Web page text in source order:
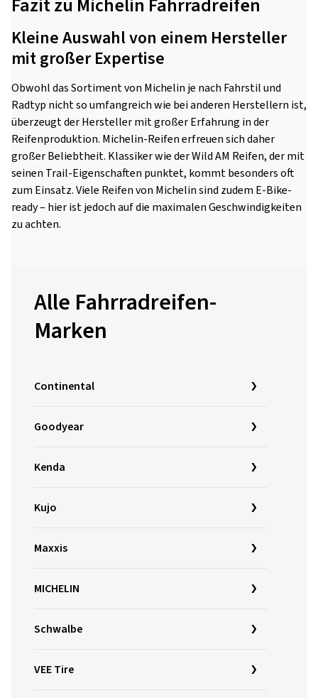
Fazit zu Michelin Fahrradreifen
Kleine Auswahl von einem Hersteller
mit großer Expertise
Obwohl das Sortiment von Michelin je nach Fahrstil und
Radtyp nicht so umfangreich wie bei anderen Herstellern ist,
überzeugt der Hersteller mit großer Erfahrung in der
Reifenproduktion. Michelin-Reifen erfreuen sich daher
großer Beliebtheit. Klassiker wie der Wild AM Reifen, der mit
seinen Trail-Eigenschaften punktet, kommt besonders oft
zum Einsatz. Viele Reifen von Michelin sind zudem E-Bike-
ready – hier ist jedoch auf die maximalen Geschwindigkeiten
zu achten.
Alle Fahrradreifen-
Marken
Continental
Goodyear
Kenda
Kujo
Maxxis
MICHELIN
Schwalbe
VEE Tire